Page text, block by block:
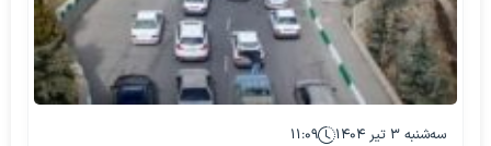
سه‌شنبه ۳ تیر ۱۴۰۴ ۱۱:۰۹